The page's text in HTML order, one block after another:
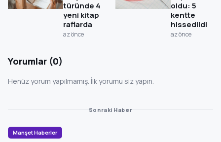
türünde 4
yeni kitap
raflarda
az önce
oldu: 5
kentte
hissedildi
az önce
Yorumlar (0)
Henüz yorum yapılmamış. İlk yorumu siz yapın.
Sonraki Haber
Manşet Haberler